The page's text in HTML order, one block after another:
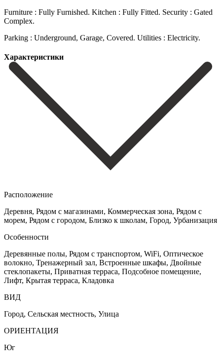
Furniture : ‌Fully Furnished. Kitchen ‌: Fully ‌Fitted. Security : Gated
‌Complex.
Parking ‌: ‌Underground, ‌Garage, ‌Covered. Utilities ‌: ‌Electricity.
Характеристики
Расположение
Деревня, Рядом с магазинами, Коммерческая зона, Рядом с
морем, Рядом с городом, Близко к школам, Город, Урбанизация
Особенности
Деревянные полы, Рядом с транспортом, WiFi, Оптическое
волокно, Тренажерный зал, Встроенные шкафы, Двойные
стеклопакеты, Приватная терраса, Подсобное помещение,
Лифт, Крытая терраса, Кладовка
ВИД
Город, Сельская местность, Улица
ОРИЕНТАЦИЯ
Юг